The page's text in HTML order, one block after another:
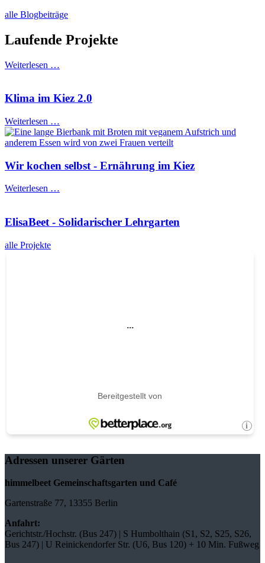
alle Blogbeiträge
Laufende Projekte
Weiterlesen …
Klima im Kiez 2.0
Weiterlesen …
Wir kochen selbst - Ernährung im Kiez
Weiterlesen …
ElisaBeet - Solidarischer Lehrgarten
alle Projekte
Adressen unserer Gärten
himmelbeet Gemeinschaftsgarten und Café
Gartenstraße 77, 13355 Berlin
Anfahrt:
Gerichtstr./Hochstr. (Bus 247) | S Humbolthain (S1, S2, S25, S26,
Bus 247) | U Reinickendorfer Str. (U6, Bus 120) + 10 Min. Fußweg